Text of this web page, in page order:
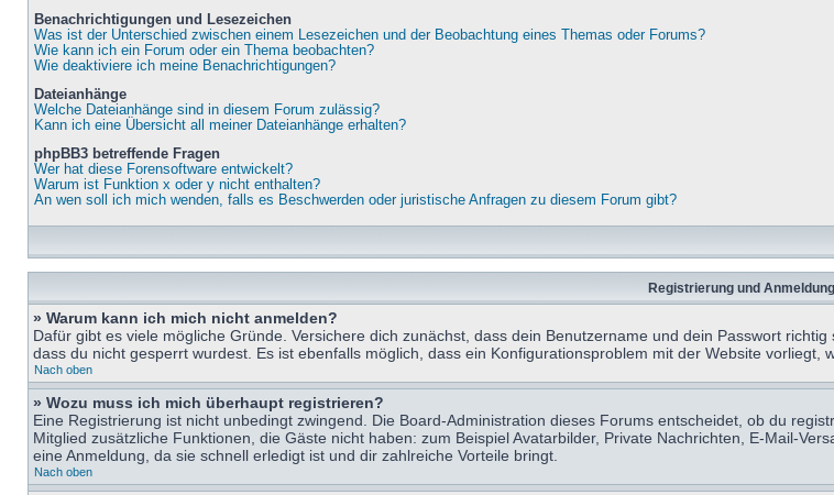
Benachrichtigungen und Lesezeichen
Was ist der Unterschied zwischen einem Lesezeichen und der Beobachtung eines Themas oder Forums?
Wie kann ich ein Forum oder ein Thema beobachten?
Wie deaktiviere ich meine Benachrichtigungen?
Dateianhänge
Welche Dateianhänge sind in diesem Forum zulässig?
Kann ich eine Übersicht all meiner Dateianhänge erhalten?
phpBB3 betreffende Fragen
Wer hat diese Forensoftware entwickelt?
Warum ist Funktion x oder y nicht enthalten?
An wen soll ich mich wenden, falls es Beschwerden oder juristische Anfragen zu diesem Forum gibt?
Registrierung und Anmeldung
» Warum kann ich mich nicht anmelden?
Dafür gibt es viele mögliche Gründe. Versichere dich zunächst, dass dein Benutzername und dein Passwort
dass du nicht gesperrt wurdest. Es ist ebenfalls möglich, dass ein Konfigurationsproblem mit der Website vorliegt,
Nach oben
» Wozu muss ich mich überhaupt registrieren?
Eine Registrierung ist nicht unbedingt zwingend. Die Board-Administration dieses Forums entscheidet, ob du
Mitglied zusätzliche Funktionen, die Gäste nicht haben: zum Beispiel Avatarbilder, Private Nachrichten, E-Mail-
eine Anmeldung, da sie schnell erledigt ist und dir zahlreiche Vorteile bringt.
Nach oben